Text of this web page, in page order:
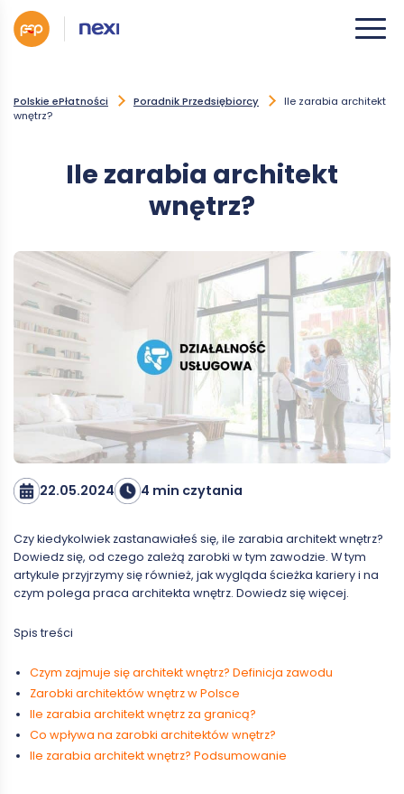
Polskie ePłatności Poradnik Przedsiębiorcy
Ile zarabia architekt
wnętrz?
Ile zarabia architekt
wnętrz?
22.05.2024 4 min czytania
Czy kiedykolwiek zastanawiałeś się, ile zarabia architekt wnętrz?
Dowiedz się, od czego zależą zarobki w tym zawodzie. W tym
artykule przyjrzymy się również, jak wygląda ścieżka kariery i na
czym polega praca architekta wnętrz. Dowiedz się więcej.
Spis treści
Czym zajmuje się architekt wnętrz? Definicja zawodu
Zarobki architektów wnętrz w Polsce
Ile zarabia architekt wnętrz za granicą?
Co wpływa na zarobki architektów wnętrz?
Ile zarabia architekt wnętrz? Podsumowanie